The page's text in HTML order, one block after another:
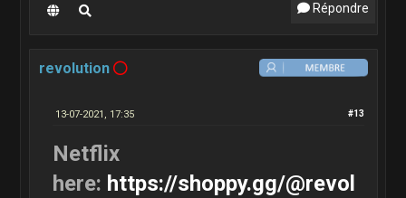
Répondre
revolution
#13
13-07-2021, 17:35
Netflix
here: https://shoppy.gg/@revol